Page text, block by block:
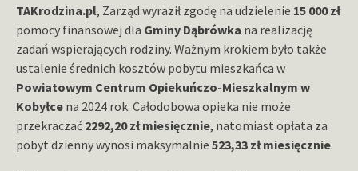
TAKrodzina.pl, Zarząd wyraził zgodę na udzielenie 15 000 zł
pomocy finansowej dla Gminy Dąbrówka na realizację
zadań wspierających rodziny. Ważnym krokiem było także
ustalenie średnich kosztów pobytu mieszkańca w
Powiatowym Centrum Opiekuńczo-Mieszkalnym w
Kobyłce na 2024 rok. Całodobowa opieka nie może
przekraczać 2292,20 zł miesięcznie, natomiast opłata za
pobyt dzienny wynosi maksymalnie 523,33 zł miesięcznie.